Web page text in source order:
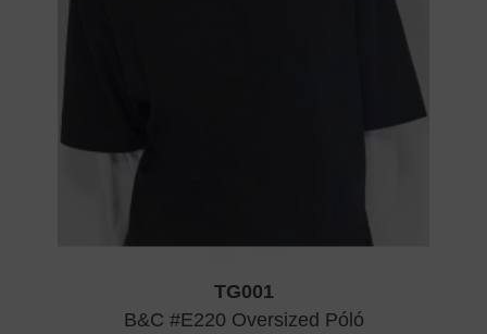
TG001
B&C #E220 Oversized Póló